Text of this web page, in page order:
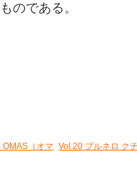
のである。
（オマ Vol.20 ブルネロ ク